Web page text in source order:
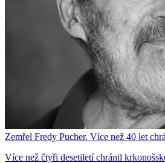
Zemřel Fredy Pucher. Více než 40 let
Více než čtyři desetiletí chránil